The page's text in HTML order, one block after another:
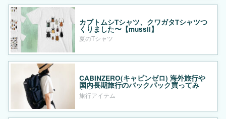
カブトムシTシャツ、クワガタTシャツつ
くりました〜【mussii】
夏のTシャツ
CABINZERO(キャビンゼロ) 海外旅行や
国内長期旅行のバックパック買ってみ
た！
旅行アイテム